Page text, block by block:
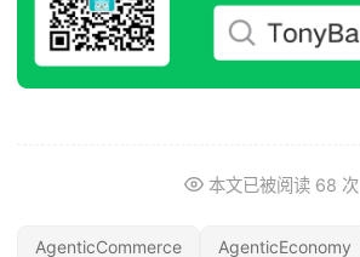
本文已被阅读 68 次
AgenticCommerce AgenticEconomy